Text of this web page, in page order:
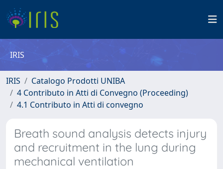
IRIS
IRIS
Catalogo Prodotti UNIBA
4 Contributo in Atti di Convegno (Proceeding)
4.1 Contributo in Atti di convegno
Breath sound analysis detects injury
and recruitment in the lung during
mechanical ventilation